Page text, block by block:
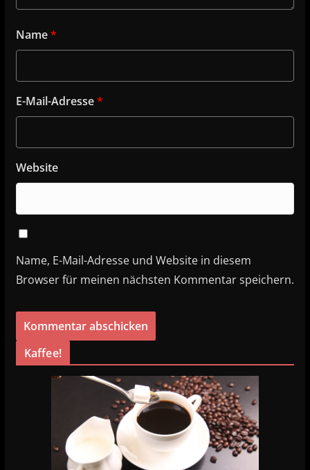
Name*
E-Mail-Adresse*
Website
Name, E-Mail-Adresse und Website in diesem
Browser für meinen nächsten Kommentar speichern.
Kaffee!